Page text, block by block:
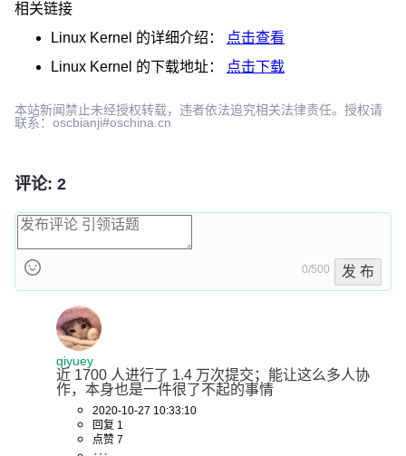
相关链接
Linux Kernel 的详细介绍：
点击查看
Linux Kernel 的下载地址： 点击下载
本站新闻禁止未经授权转载，违者依法追究相关法律责任。授权请
联系：oscbianji#oschina.cn
评论: 2
0/500 发 布
qiyuey
近 1700 人进行了 1.4 万次提交；能让这么多人协
作，本身也是一件很了不起的事情
2020-10-27 10:33:10
回复 1
点赞 7